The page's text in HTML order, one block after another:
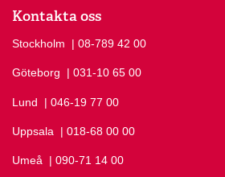
Kontakta oss
Stockholm Ring Stockholm på
| 08-789 42 00
Göteborg Ring Göteborg på
| 031-10 65 00
Lund Ring Lund på
| 046-19 77 00
Uppsala Ring Uppsala på
| 018-68 00 00
Umeå Ring Umeå på
| 090-71 14 00